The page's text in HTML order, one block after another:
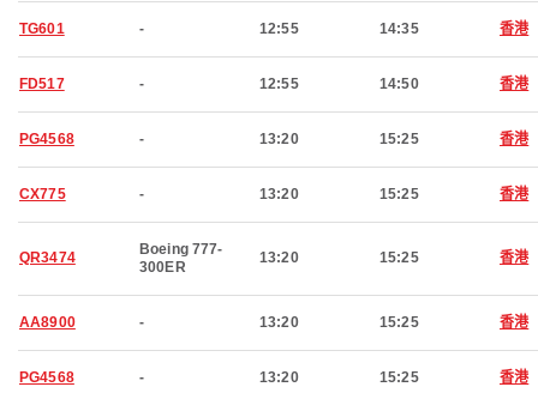
TG601 - 12:55 14:35 香港
FD517 - 12:55 14:50 香港
PG4568 - 13:20 15:25 香港
CX775 - 13:20 15:25 香港
QR3474
Boeing 777-
300ER
13:20 15:25 香港
AA8900 - 13:20 15:25 香港
PG4568 - 13:20 15:25 香港